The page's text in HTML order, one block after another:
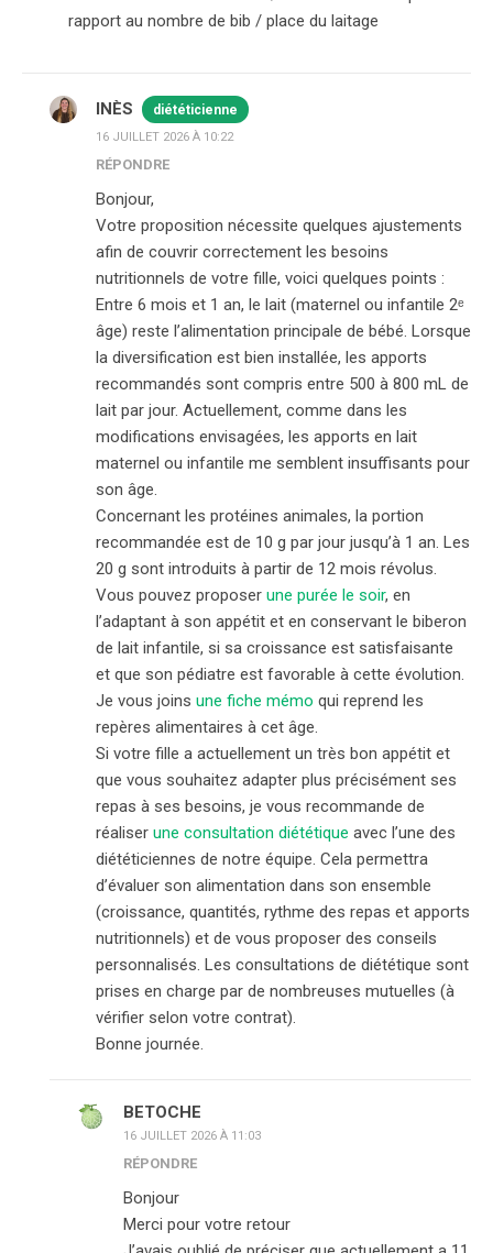
rapport au nombre de bib / place du laitage
INÈS diététicienne
16 JUILLET 2026 À 10:22
RÉPONDRE
Bonjour,
Votre proposition nécessite quelques ajustements
afin de couvrir correctement les besoins
nutritionnels de votre fille, voici quelques points :
Entre 6 mois et 1 an, le lait (maternel ou infantile 2ᵉ
âge) reste l’alimentation principale de bébé. Lorsque
la diversification est bien installée, les apports
recommandés sont compris entre 500 à 800 mL de
lait par jour. Actuellement, comme dans les
modifications envisagées, les apports en lait
maternel ou infantile me semblent insuffisants pour
son âge.
Concernant les protéines animales, la portion
recommandée est de 10 g par jour jusqu’à 1 an. Les
20 g sont introduits à partir de 12 mois révolus.
Vous pouvez proposer une purée le soir, en
l’adaptant à son appétit et en conservant le biberon
de lait infantile, si sa croissance est satisfaisante
et que son pédiatre est favorable à cette évolution.
Je vous joins une fiche mémo qui reprend les
repères alimentaires à cet âge.
Si votre fille a actuellement un très bon appétit et
que vous souhaitez adapter plus précisément ses
repas à ses besoins, je vous recommande de
réaliser une consultation diététique avec l’une des
diététiciennes de notre équipe. Cela permettra
d’évaluer son alimentation dans son ensemble
(croissance, quantités, rythme des repas et apports
nutritionnels) et de vous proposer des conseils
personnalisés. Les consultations de diététique sont
prises en charge par de nombreuses mutuelles (à
vérifier selon votre contrat).
Bonne journée.
BETOCHE
16 JUILLET 2026 À 11:03
RÉPONDRE
Bonjour
Merci pour votre retour